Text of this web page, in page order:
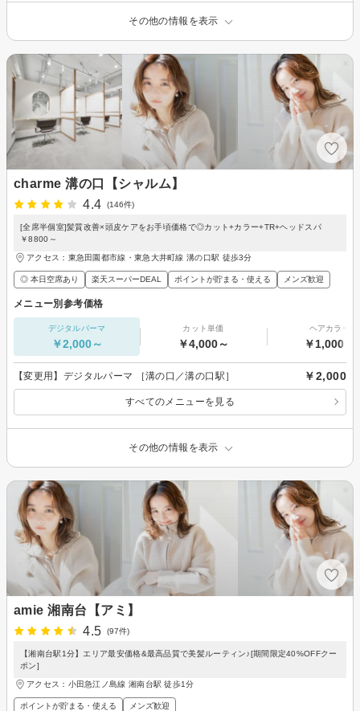
その他の情報を表示
charme 溝の口【シャルム】
4.4
(146件)
[全席半個室]髪質改善×頭皮ケアをお手頃価格で◎カット+カラー+TR+ヘッドスパ
￥8800～
アクセス：東急田園都市線・東急大井町線 溝の口駅 徒歩3分
◎ 本日空席あり 楽天スーパーDEAL ポイントが貯まる・使える メンズ歓迎
メニュー別参考価格
デジタルパーマ
￥2,000～
カット単価
￥4,000～
ヘアカラー
￥1,000～
【変更用】デジタルパーマ ［溝の口／溝の口駅］ ￥2,000
すべてのメニューを見る
その他の情報を表示
amie 湘南台【アミ】
4.5
(97件)
【湘南台駅1分】エリア最安価格&最高品質で美髪ルーティン♪[期間限定40%OFFクー
ポン]
アクセス：小田急江ノ島線 湘南台駅 徒歩1分
ポイントが貯まる・使える メンズ歓迎